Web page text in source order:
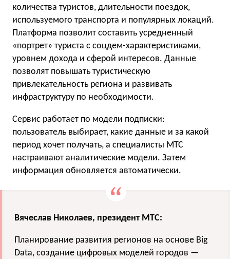
количества туристов, длительности поездок,
используемого транспорта и популярных локаций.
Платформа позволит составить усредненный
«портрет» туриста с соцдем-характеристиками,
уровнем дохода и сферой интересов. Данные
позволят повышать туристическую
привлекательность региона и развивать
инфраструктуру по необходимости.
Сервис работает по модели подписки:
пользователь выбирает, какие данные и за какой
период хочет получать, а специалисты МТС
настраивают аналитические модели. Затем
информация обновляется автоматически.
Вячеслав Николаев, президент МТС:
Планирование развития регионов на основе Big
Data, создание цифровых моделей городов —